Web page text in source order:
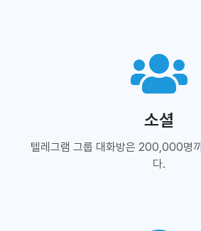
소셜
텔레그램 그룹 대화방은 200,000명
다.